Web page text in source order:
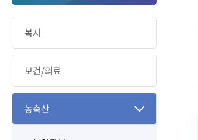
복지
보건/의료
농축산